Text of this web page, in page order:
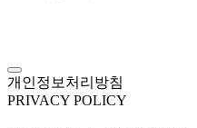
개인정보처리방침
PRIVACY POLICY